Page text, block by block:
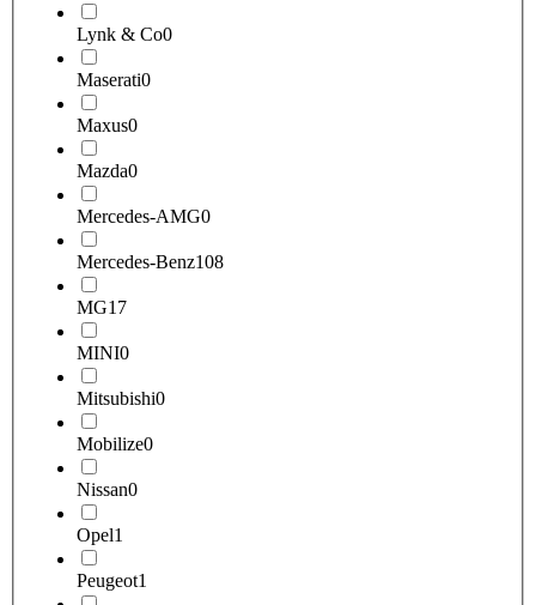
Lynk & Co0
Maserati0
Maxus0
Mazda0
Mercedes-AMG0
Mercedes-Benz108
MG17
MINI0
Mitsubishi0
Mobilize0
Nissan0
Opel1
Peugeot1